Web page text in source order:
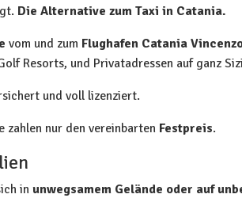
Die Alternative zum Taxi in Catania.
vom und zum Flughafen Catania
Resorts, und Privatadressen auf ganz
und voll lizenziert.
zahlen nur den vereinbarten Festpreis.
in unwegsamem Gelände oder auf